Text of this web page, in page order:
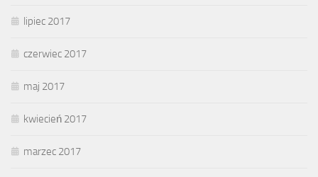
lipiec 2017
czerwiec 2017
maj 2017
kwiecień 2017
marzec 2017